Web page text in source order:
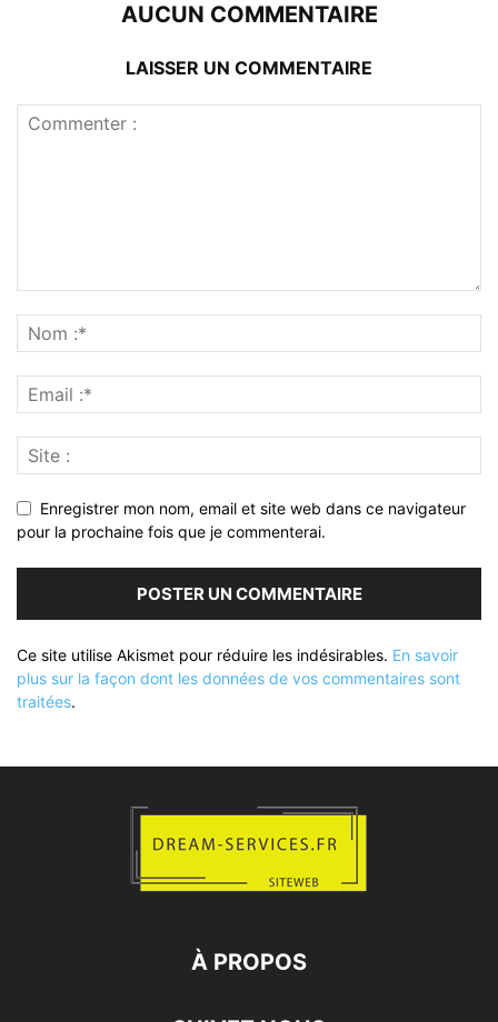
AUCUN COMMENTAIRE
LAISSER UN COMMENTAIRE
Enregistrer mon nom, email et site web dans ce navigateur
pour la prochaine fois que je commenterai.
Ce site utilise Akismet pour réduire les indésirables. En savoir
plus sur la façon dont les données de vos commentaires sont
traitées.
À PROPOS